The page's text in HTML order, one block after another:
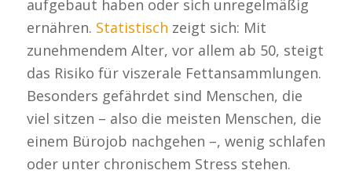
aufgebaut haben oder sich unregelmäßig
ernähren. Statistisch zeigt sich: Mit
zunehmendem Alter, vor allem ab 50, steigt
das Risiko für viszerale Fettansammlungen.
Besonders gefährdet sind Menschen, die
viel sitzen – also die meisten Menschen, die
einem Bürojob nachgehen –, wenig schlafen
oder unter chronischem Stress stehen.